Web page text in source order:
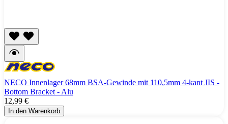
NECO Innenlager 68mm BSA-Gewinde mit 110,5mm 4-kant JIS -
Bottom Bracket - Alu
12,99 €
In den Warenkorb